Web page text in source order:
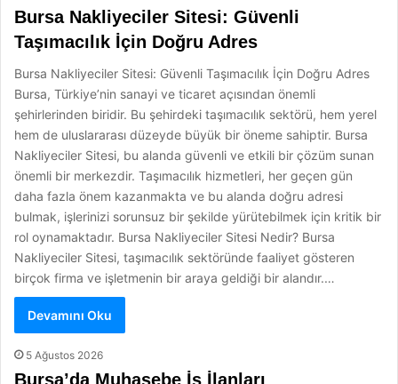
Bursa Nakliyeciler Sitesi: Güvenli
Taşımacılık İçin Doğru Adres
Bursa Nakliyeciler Sitesi: Güvenli Taşımacılık İçin Doğru Adres
Bursa, Türkiye’nin sanayi ve ticaret açısından önemli
şehirlerinden biridir. Bu şehirdeki taşımacılık sektörü, hem yerel
hem de uluslararası düzeyde büyük bir öneme sahiptir. Bursa
Nakliyeciler Sitesi, bu alanda güvenli ve etkili bir çözüm sunan
önemli bir merkezdir. Taşımacılık hizmetleri, her geçen gün
daha fazla önem kazanmakta ve bu alanda doğru adresi
bulmak, işlerinizi sorunsuz bir şekilde yürütebilmek için kritik bir
rol oynamaktadır. Bursa Nakliyeciler Sitesi Nedir? Bursa
Nakliyeciler Sitesi, taşımacılık sektöründe faaliyet gösteren
birçok firma ve işletmenin bir araya geldiği bir alandır.…
Devamını Oku
5 Ağustos 2026
Bursa’da Muhasebe İş İlanları